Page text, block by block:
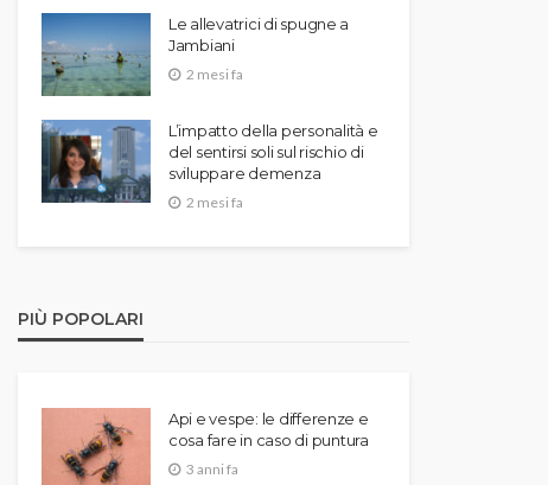
Le allevatrici di spugne a
Jambiani
2 mesi fa
L’impatto della personalità e
del sentirsi soli sul rischio di
sviluppare demenza
2 mesi fa
PIÙ POPOLARI
Api e vespe: le differenze e
cosa fare in caso di puntura
3 anni fa